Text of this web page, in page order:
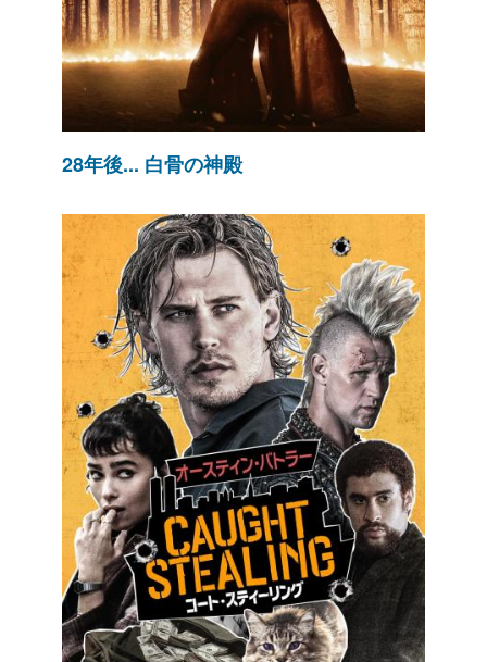
28年後... 白骨の神殿